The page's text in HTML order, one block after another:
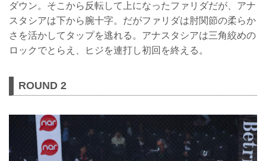
ダウン。そこから反転して上になったファリダだが、アナ
スタシアは下から腕十字。だがファリダは肘関節の柔らか
さを活かしてタップを逃れる。アナスタシアは三角絞めの
ロックでとらえ、ヒジを連打し初回を終える。
ROUND 2